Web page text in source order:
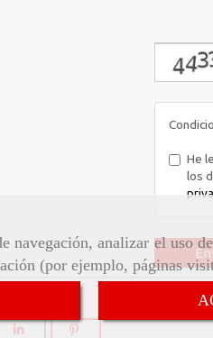
analizar el uso
(por ejemplo, páginas
He
los